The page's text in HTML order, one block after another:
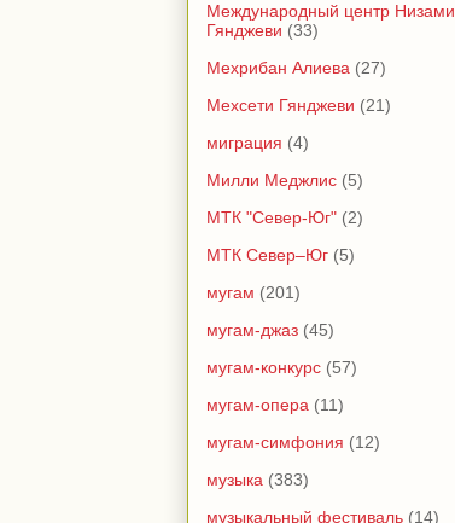
Международный центр Низами
Гянджеви (33)
Мехрибан Алиева (27)
Мехсети Гянджеви (21)
миграция (4)
Милли Меджлис (5)
МТК "Север-Юг" (2)
МТК Север–Юг (5)
мугам (201)
мугам-джаз (45)
мугам-конкурс (57)
мугам-опера (11)
мугам-симфония (12)
музыка (383)
музыкальный фестиваль (14)